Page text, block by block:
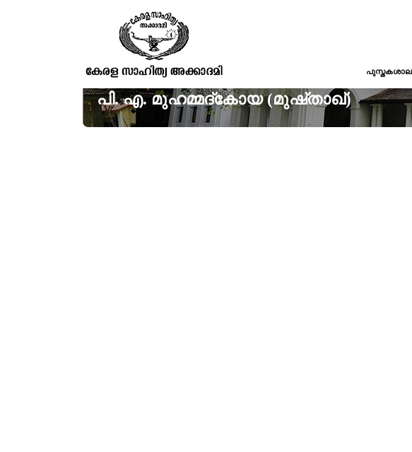
പുസ്തകശാല
പി. എ. മുഹമ്മദ്‌കോയ (മുഷ്താഖ്)